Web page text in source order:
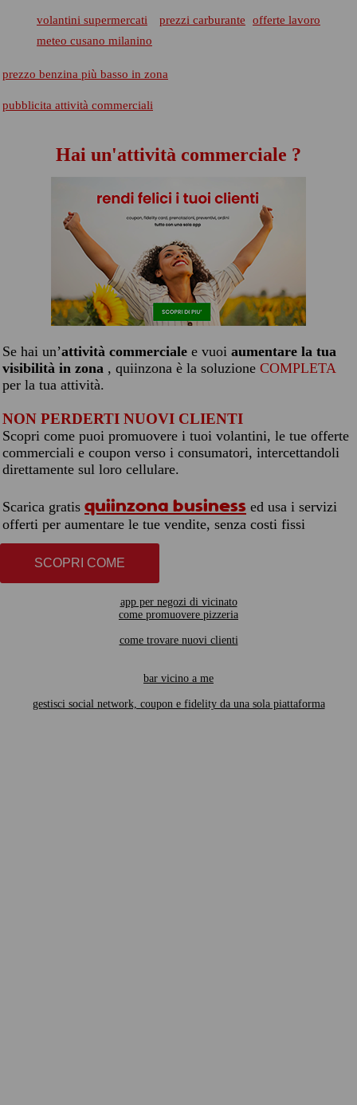
volantini supermercati prezzi carburante
offerte lavoro
meteo cusano milanino
prezzo benzina più basso in zona
pubblicita attività commerciali
Hai un'attività commerciale ?
Se hai un’attività commerciale e vuoi aumentare la tua
visibilità in zona , quiinzona è la soluzione COMPLETA
per la tua attività.
NON PERDERTI NUOVI CLIENTI
Scopri come puoi promuovere i tuoi volantini, le tue offerte
commerciali e coupon verso i consumatori, intercettandoli
direttamente sul loro cellulare.
Scarica gratis quiinzona business ed usa i servizi
offerti per aumentare le tue vendite, senza costi fissi
SCOPRI COME
app per negozi di vicinato
come promuovere pizzeria
come trovare nuovi clienti
bar vicino a me
gestisci social network, coupon e fidelity da una sola piattaforma